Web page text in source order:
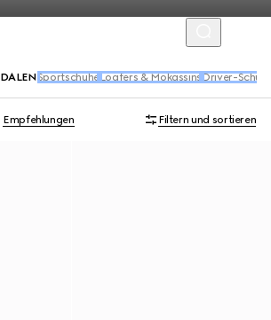
Sportschuhe Loafers & Mokassins Driver-
Empfehlungen Filtern und sortieren